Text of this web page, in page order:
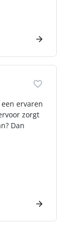
ervaren
zorgt
Dan